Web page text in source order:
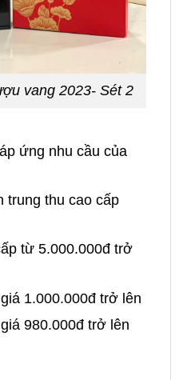
vang 2023- Sét 2
ứng nhu cầu của
trung thu cao cấp
từ 5.000.000đ trở
1.000.000đ trở lên
980.000đ trở lên